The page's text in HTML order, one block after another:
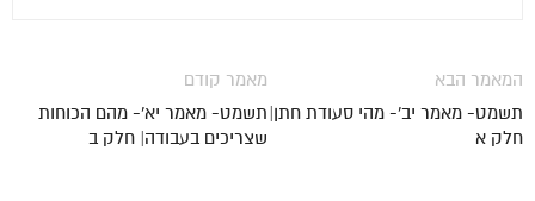
מאמר קודם
תשמט- מאמר יא'- מהם הכוחות
שצריכים בעבודה| חלק ב
המאמר הבא
תשמט- מאמר יב'- מהי סעודת חתן|
חלק א